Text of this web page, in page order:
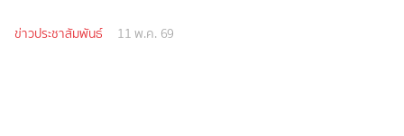
ข่าวประชาสัมพันธ์ 11 พ.ค. 69